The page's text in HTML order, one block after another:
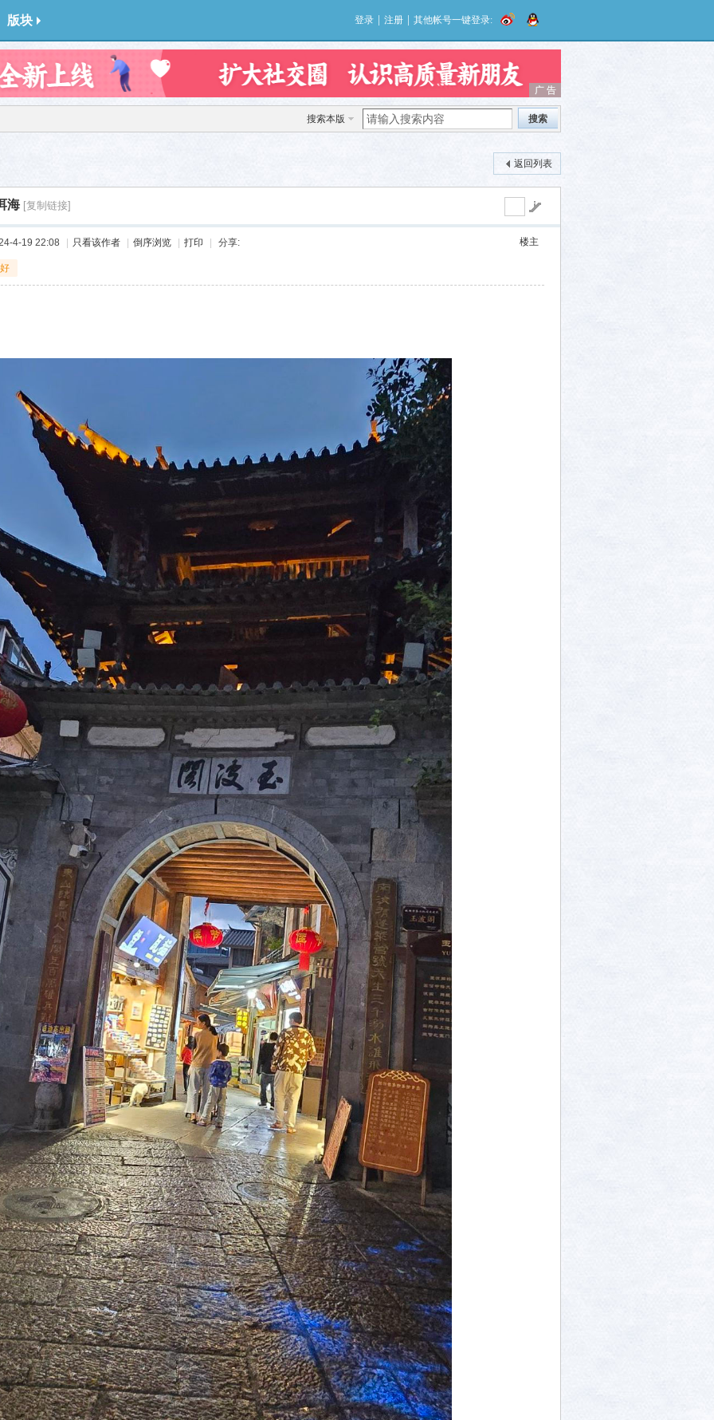
版块 登录 注册 其他帐号一键登录:
广 告
广 告
搜索本版 搜索
返回列表
海 [复制链接]
楼主
4-19 22:08 只看该作者 倒序浏览 打印 分享: